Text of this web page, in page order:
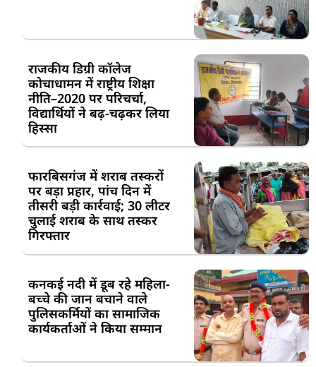
राजकीय डिग्री कॉलेज
कोचाधामन में राष्ट्रीय शिक्षा
नीति–2020 पर परिचर्चा,
विद्यार्थियों ने बढ़-चढ़कर लिया
हिस्सा
फारबिसगंज में शराब तस्करों
पर बड़ा प्रहार, पांच दिन में
तीसरी बड़ी कार्रवाई; 30 लीटर
चुलाई शराब के साथ तस्कर
गिरफ्तार
कनकई नदी में डूब रहे महिला-
बच्चे की जान बचाने वाले
पुलिसकर्मियों का सामाजिक
कार्यकर्ताओं ने किया सम्मान